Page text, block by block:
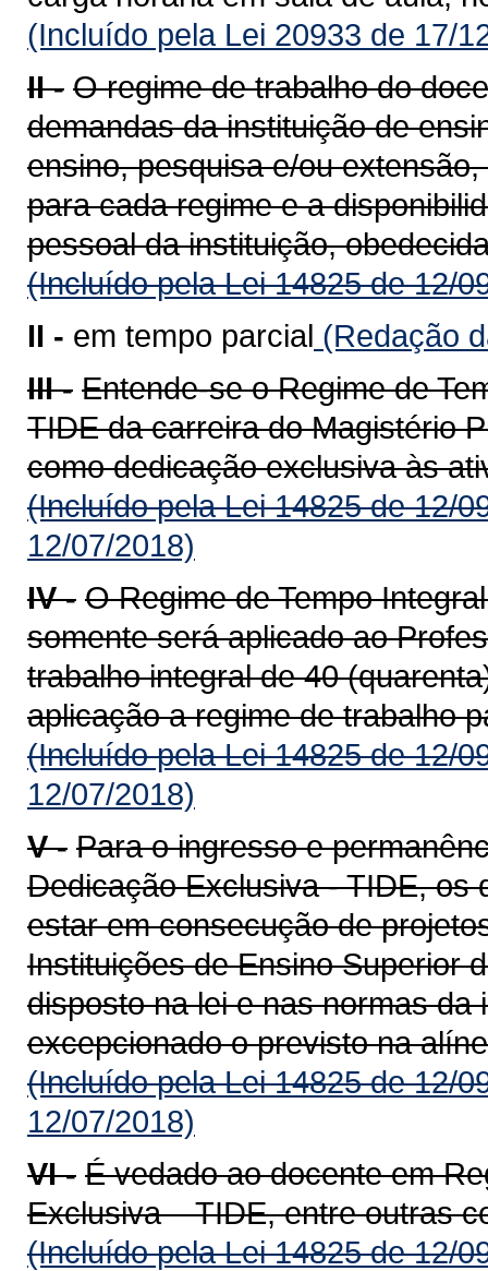
(Incluído pela Lei 20933 de 17/
II - O regime de trabalho do
demandas da instituição de
ensino, pesquisa e/ou
para cada regime e a
pessoal da instituição,
(Incluído pela Lei 14825 de 12/
II - em tempo parcial (Redação
III - Entende-se o Regime de
TIDE da carreira do Magistério
como dedicação exclusiva às
(Incluído pela Lei 14825 de 12/
12/07/2018)
IV - O Regime de Tempo
somente será aplicado ao
trabalho integral de 40
aplicação a regime de trabalho
(Incluído pela Lei 14825 de 12/
12/07/2018)
V - Para o ingresso e
Dedicação Exclusiva - TIDE, os
estar em consecução de
Instituições de Ensino Superior
disposto na lei e nas normas da
excepcionado o previsto na
(Incluído pela Lei 14825 de 12/
12/07/2018)
VI - É vedado ao docente em
Exclusiva – TIDE, entre outras
(Incluído pela Lei 14825 de 12/